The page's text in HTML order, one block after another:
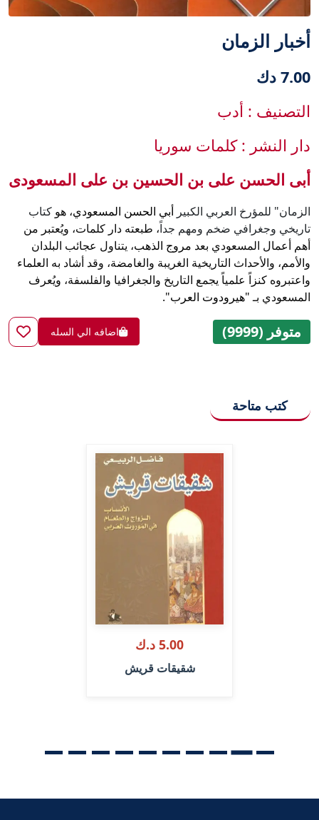
أخبار الزمان
7.00 دك
التصنيف : أدب
دار النشر : كلمات سوريا
أبى الحسن على بن الحسين بن على المسعودى
الزمان" للمؤرخ العربي الكبير أبي الحسن المسعودي، هو كتاب
تاريخي وجغرافي ضخم ومهم جداً، طبعته دار كلمات، ويُعتبر من
أهم أعمال المسعودي بعد مروج الذهب، يتناول عجائب البلدان
والأمم، والأحداث التاريخية الغريبة والغامضة، وقد أشاد به العلماء
واعتبروه كنزاً علمياً يجمع التاريخ والجغرافيا والفلسفة، ويُعرف
المسعودي بـ "هيرودوت العرب".
متوفر (9999) اضافه الي السله
كتب متاحة
5.00 د.ك
شقيقات قريش